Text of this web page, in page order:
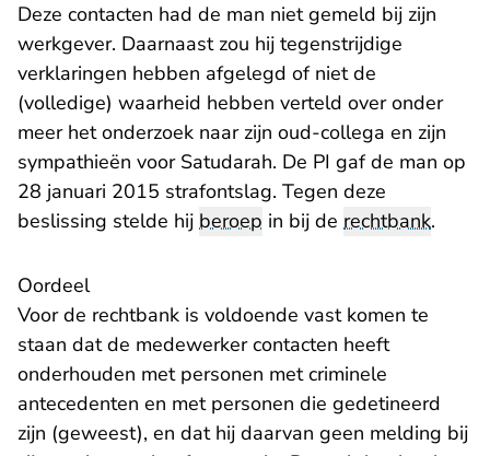
Deze contacten had de man niet gemeld bij zijn
werkgever. Daarnaast zou hij tegenstrijdige
verklaringen hebben afgelegd of niet de
(volledige) waarheid hebben verteld over onder
meer het onderzoek naar zijn oud-collega en zijn
sympathieën voor Satudarah. De PI gaf de man op
28 januari 2015 strafontslag. Tegen deze
beslissing stelde hij beroep in bij de rechtbank.
Oordeel
Voor de rechtbank is voldoende vast komen te
staan dat de medewerker contacten heeft
onderhouden met personen met criminele
antecedenten en met personen die gedetineerd
zijn (geweest), en dat hij daarvan geen melding bij